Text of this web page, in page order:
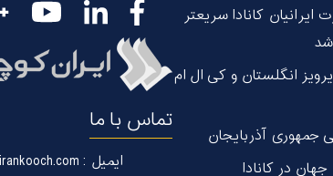
کانادا سریعتر
انگلستان و کی ال ام
جمهوری آذربایجان
در كانادا
تماس با ما
ایمیل : info@irankooch.com